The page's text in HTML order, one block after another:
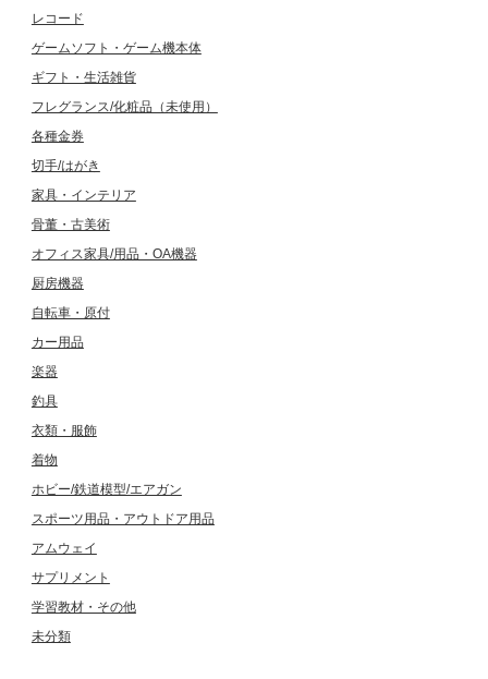
レコード
ゲームソフト・ゲーム機本体
ギフト・生活雑貨
フレグランス/化粧品（未使用）
各種金券
切手/はがき
家具・インテリア
骨董・古美術
オフィス家具/用品・OA機器
厨房機器
自転車・原付
カー用品
楽器
釣具
衣類・服飾
着物
ホビー/鉄道模型/エアガン
スポーツ用品・アウトドア用品
アムウェイ
サプリメント
学習教材・その他
未分類